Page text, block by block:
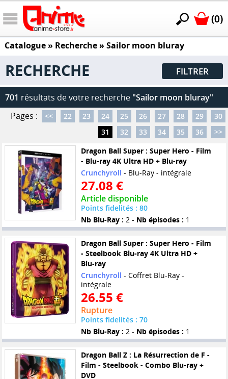
(0)
Catalogue» Recherche » Sailor moon bluray
RECHERCHE FILTRER
701 résultats de votre recherche "Sailor moon bluray"
Pages :
<< 22 23 24 25 26 27 28 29
30
31
32 33 34 35 36
>>
Dragon Ball Super : Super Hero - Film
- Blu-ray 4K Ultra HD + Blu-ray
Crunchyroll - Blu-Ray - intégrale
27.08 €
Article disponible
Points fidelités : 80
Nb Blu-Ray : 2 - Nb épisodes : 1
Dragon Ball Super : Super Hero - Film
- Steelbook Blu-ray 4K Ultra HD +
Blu-ray
Crunchyroll - Coffret Blu-Ray -
intégrale
26.55 €
Rupture
Points fidelités : 70
Nb Blu-Ray : 2 - Nb épisodes : 1
Dragon Ball Z : La Résurrection de F -
Film - Steelbook - Combo Blu-ray +
DVD